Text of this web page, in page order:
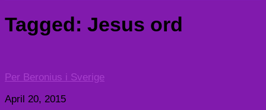
Tagged: Jesus ord
Per Beronius i Sverige
April 20, 2015